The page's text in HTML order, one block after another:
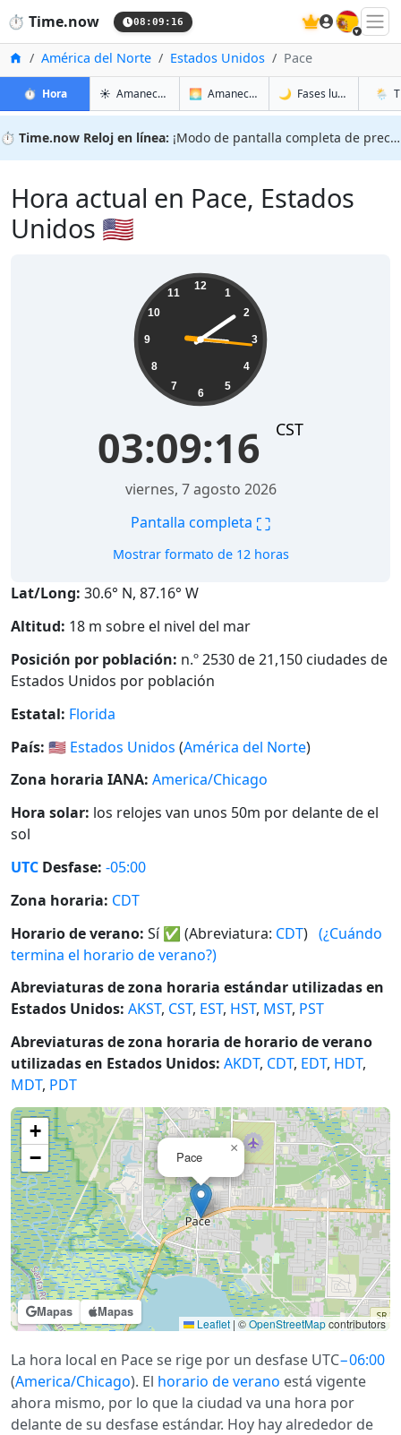
⏱️ Time.now 08:09:17 🇪🇸
InicioAmérica del Norte Estados Unidos Pace
⏱️ Horaen Pace☀️ Amanecer y atardecer en Pace
🌅 Amanecer y atardecer mañana en Pace
🌙 Fases lunares en🌦️
⏱️ Time.now Reloj en línea: ¡Modo de pantalla completa de precisión!
Hora actual en Pace, Estados
Unidos 🇺🇸
12
1
2
3
4
5
6
7
8
9
10
11
03:09:17 CST
viernes, 7 agosto 2026
Pantalla completa ⛶
Mostrar formato de 12 horas
Lat/Long: 30.6° N, 87.16° W
Altitud: 18 m sobre el nivel del mar
Posición por población: n.º 2530 de 21,150 ciudades de
Estados Unidos por población
Estatal: Florida
País: 🇺🇸 Estados Unidos (América del Norte)
Zona horaria IANA: America/Chicago
Hora solar: los relojes van unos 50m por delante de el
sol
UTC Desfase: -05:00
Zona horaria: CDT
Horario de verano: Sí✅ (Abreviatura: CDT) (¿Cuándo
termina el horario de verano?)
Abreviaturas de zona horaria estándar utilizadas en
Estados Unidos: AKST, CST, EST, HST, MST, PST
Abreviaturas de zona horaria de horario de verano
utilizadas en Estados Unidos: AKDT, CDT, EDT, HDT,
MDT, PDT
Mapas Mapas
Pace
×
+
−
Leaflet | ©OpenStreetMapcontributors
La hora local en Pace se rige por un desfase UTC−06:00
(America/Chicago). El horario de verano está vigente
ahora mismo, por lo que la ciudad va una hora por
delante de su desfase estándar. Hoy hay alrededor de